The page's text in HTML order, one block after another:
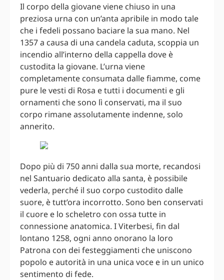
Il corpo della giovane viene chiuso in una
preziosa urna con un’anta apribile in modo tale
che i fedeli possano baciare la sua mano. Nel
1357 a causa di una candela caduta, scoppia un
incendio all’interno della cappella dove è
custodita la giovane. L’urna viene
completamente consumata dalle fiamme, come
pure le vesti di Rosa e tutti i documenti e gli
ornamenti che sono lì conservati, ma il suo
corpo rimane assolutamente indenne, solo
annerito.
Dopo più di 750 anni dalla sua morte, recandosi
nel Santuario dedicato alla santa, è possibile
vederla, perché il suo corpo custodito dalle
suore, è tutt’ora incorrotto. Sono ben conservati
il cuore e lo scheletro con ossa tutte in
connessione anatomica. I Viterbesi, fin dal
lontano 1258, ogni anno onorano la loro
Patrona con dei festeggiamenti che uniscono
popolo e autorità in una unica voce e in un unico
sentimento di fede.